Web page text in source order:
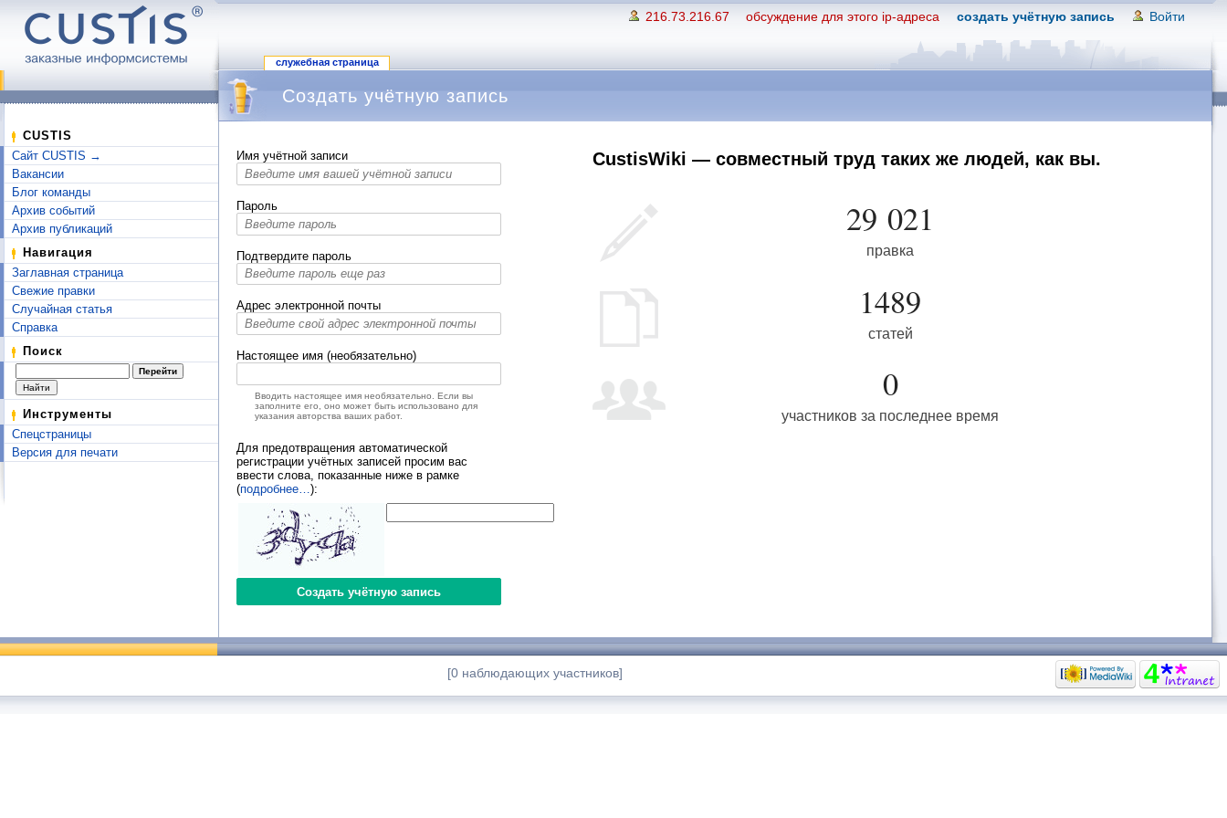
216.73.216.67 обсуждение для этого ip-адреса создать учётную запись Войти
служебная страница
CUSTIS
Сайт CUSTIS →
Вакансии
Блог команды
Архив событий
Архив публикаций
Навигация
Заглавная страница
Свежие правки
Случайная статья
Справка
Поиск
Инструменты
Спецстраницы
Версия для печати
Создать учётную запись
Имя учётной записи
Пароль
Подтвердите пароль
Адрес электронной почты
Настоящее имя (необязательно)
Вводить настоящее имя необязательно. Если вы
заполните его, оно может быть использовано для
указания авторства ваших работ.
Для предотвращения автоматической
регистрации учётных записей просим вас
ввести слова, показанные ниже в рамке
(подробнее… ):
CustisWiki — совместный труд таких же людей, как вы.
29 021
правка
1489
статей
0
участников за последнее время
[0 наблюдающих участников]